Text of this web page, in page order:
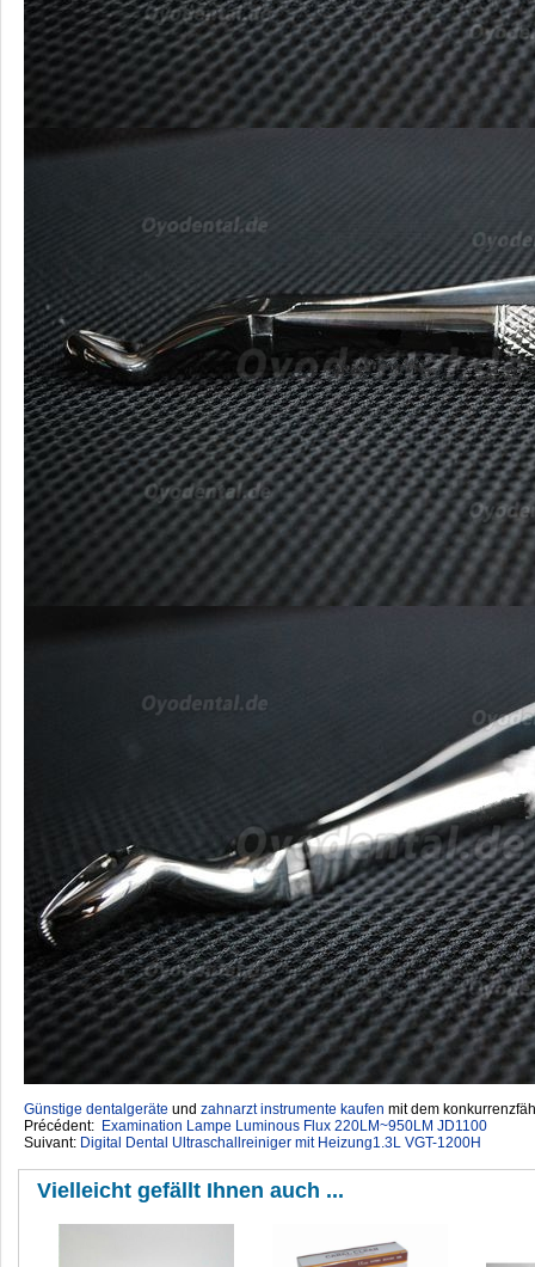
Günstige dentalgeräte ‎ und zahnarzt instrumente kaufen mit dem
Précédent: Examination Lampe Luminous Flux 220LM~950LM JD1100
Suivant: Digital Dental Ultraschallreiniger‎ mit Heizung1.3L VGT-1200H
Vielleicht gefällt Ihnen auch ...